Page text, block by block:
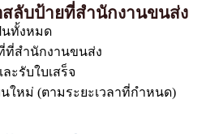
ลับป้ายที่สำนักงานขนส่ง
นทั้งหมด
ที่สำนักงานขนส่ง
ะรับใบเสร็จ
ใหม่ (ตามระยะเวลาที่กำหนด)